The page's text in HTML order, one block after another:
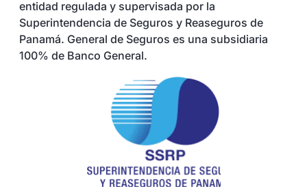
entidad regulada y supervisada por la
Superintendencia de Seguros y Reaseguros de
Panamá. General de Seguros es una subsidiaria
100% de Banco General.